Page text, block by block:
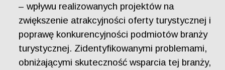
– wpływu realizowanych projektów na
zwiększenie atrakcyjności oferty turystycznej i
poprawę konkurencyjności podmiotów branży
turystycznej. Zidentyfikowanymi problemami,
obniżającymi skuteczność wsparcia tej branży,